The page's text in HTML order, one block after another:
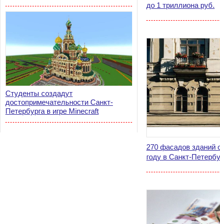
Студенты создадут
достопримечательности Санкт-
Петербурга в игре Minecraft
до 1 триллиона руб.
270 фасадов зданий
году в Санкт-